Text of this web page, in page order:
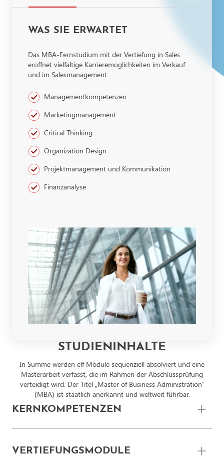
WAS SIE ERWARTET
Das MBA-Fernstudium mit der Vertiefung in Sales
eröffnet vielfältige Karrieremöglichkeiten im Verkauf
und im Salesmanagement:
Managementkompetenzen
Marketingmanagement
Critical Thinking
Organization Design
Projektmanagement und Kommunikation
Finanzanalyse
STUDIENINHALTE
In Summe werden elf Module sequenziell absolviert und eine
Masterarbeit verfasst, die im Rahmen der Abschlussprüfung
verteidigt wird. Der Titel „Master of Business Administration”
(MBA) ist staatlich anerkannt und weltweit führbar.
KERNKOMPETENZEN
Managementkompetenzen – 6 ECTS
VERTIEFUNGSMODULE